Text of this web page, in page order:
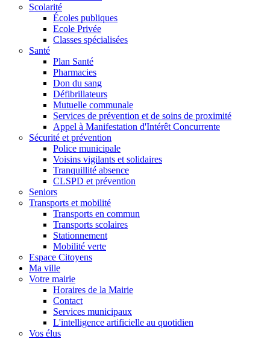
Scolarité
Écoles publiques
Ecole Privée
Classes spécialisées
Santé
Plan Santé
Pharmacies
Don du sang
Défibrillateurs
Mutuelle communale
Services de prévention et de soins de proximité
Appel à Manifestation d'Intérêt Concurrente
Sécurité et prévention
Police municipale
Voisins vigilants et solidaires
Tranquillité absence
CLSPD et prévention
Seniors
Transports et mobilité
Transports en commun
Transports scolaires
Stationnement
Mobilité verte
Espace Citoyens
Ma ville
Votre mairie
Horaires de la Mairie
Contact
Services municipaux
L'intelligence artificielle au quotidien
Vos élus